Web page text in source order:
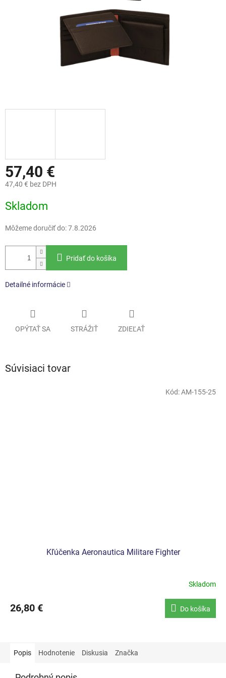
57,40 €
47,40 € bez DPH
cena:
Skladom
Môžeme doručiť do:7.8.2026
Pridať do košíka
Detailné informácie
OPÝTAŤ SA STRÁŽIŤ ZDIEĽAŤ
Súvisiaci tovar
Kľúčenka Aeronautica Militare Fighter
Skladom
26,80 € Do košíka
Kód:AM-155-25
Popis Hodnotenie Diskusia Značka